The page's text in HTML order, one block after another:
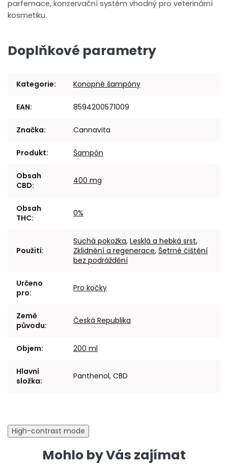
parfemace, konzervační systém vhodný pro veterinární
kosmetiku.
Doplňkové parametry
Kategorie: Konopné šampóny
EAN: 8594200571009
Značka: Cannavita
Produkt: Šampón
Obsah
CBD: 400 mg
Obsah
THC: 0%
Použití:
Suchá pokožka, Lesklá a hebká srst,
Zklidnění a regenerace, Šetrné čištění
bez podráždění
Určeno
pro: Pro kočky
Země
původu: Česká Republika
Objem: 200 ml
Hlavní
složka: Panthenol, CBD
High-contrast mode
Mohlo by Vás zajímat